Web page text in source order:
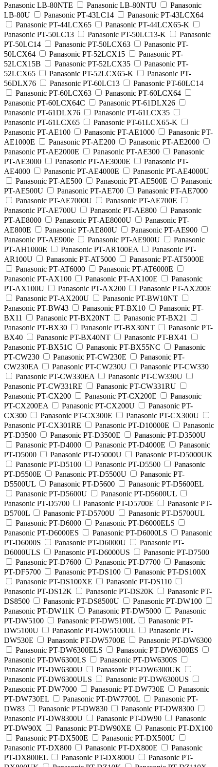
Panasonic LB-80NTE
Panasonic LB-80NTU
Panasonic
LB-80U
Panasonic PT-43LC14
Panasonic PT-43LCX64
Panasonic PT-44LCX65
Panasonic PT-44LCX65-K
Panasonic PT-50LC13
Panasonic PT-50LC13-K
Panasonic
PT-50LC14
Panasonic PT-50LCX63
Panasonic PT-
50LCX64
Panasonic PT-52LCX15
Panasonic PT-
52LCX15B
Panasonic PT-52LCX35
Panasonic PT-
52LCX65
Panasonic PT-52LCX65-K
Panasonic PT-
56DLX76
Panasonic PT-60LC13
Panasonic PT-60LC14
Panasonic PT-60LCX63
Panasonic PT-60LCX64
Panasonic PT-60LCX64C
Panasonic PT-61DLX26
Panasonic PT-61DLX76
Panasonic PT-61LCX35
Panasonic PT-61LCX65
Panasonic PT-61LCX65-K
Panasonic PT-AE100
Panasonic PT-AE1000
Panasonic PT-
AE1000E
Panasonic PT-AE200
Panasonic PT-AE2000
Panasonic PT-AE2000E
Panasonic PT-AE300
Panasonic
PT-AE3000
Panasonic PT-AE3000E
Panasonic PT-
AE4000
Panasonic PT-AE4000E
Panasonic PT-AE4000U
Panasonic PT-AE500
Panasonic PT-AE500E
Panasonic
PT-AE500U
Panasonic PT-AE700
Panasonic PT-AE7000
Panasonic PT-AE7000U
Panasonic PT-AE700E
Panasonic PT-AE700U
Panasonic PT-AE800
Panasonic
PT-AE8000
Panasonic PT-AE8000U
Panasonic PT-
AE800E
Panasonic PT-AE800U
Panasonic PT-AE900
Panasonic PT-AE900e
Panasonic PT-AE900U
Panasonic
PT-AH1000E
Panasonic PT-AR100EA
Panasonic PT-
AR100U
Panasonic PT-AT5000
Panasonic PT-AT5000E
Panasonic PT-AT6000
Panasonic PT-AT6000E
Panasonic PT-AX100
Panasonic PT-AX100E
Panasonic
PT-AX100U
Panasonic PT-AX200
Panasonic PT-AX200E
Panasonic PT-AX200U
Panasonic PT-BW10NT
Panasonic PT-BW43
Panasonic PT-BX10
Panasonic PT-
BX11
Panasonic PT-BX20NT
Panasonic PT-BX21
Panasonic PT-BX30
Panasonic PT-BX30NT
Panasonic PT-
BX40
Panasonic PT-BX40NT
Panasonic PT-BX41
Panasonic PT-BX51C
Panasonic PT-BX55NC
Panasonic
PT-CW230
Panasonic PT-CW230E
Panasonic PT-
CW230EA
Panasonic PT-CW230U
Panasonic PT-CW330
Panasonic PT-CW330EA
Panasonic PT-CW330U
Panasonic PT-CW331RE
Panasonic PT-CW331RU
Panasonic PT-CX200
Panasonic PT-CX200E
Panasonic
PT-CX200EA
Panasonic PT-CX200U
Panasonic PT-
CX300
Panasonic PT-CX300E
Panasonic PT-CX300U
Panasonic PT-CX301RE
Panasonic PT-D10000E
Panasonic
PT-D3500
Panasonic PT-D3500E
Panasonic PT-D3500U
Panasonic PT-D4000
Panasonic PT-D4000E
Panasonic
PT-D5000
Panasonic PT-D5000U
Panasonic PT-D5000UK
Panasonic PT-D5100
Panasonic PT-D5500
Panasonic
PT-D5500E
Panasonic PT-D5500U
Panasonic PT-
D5500UL
Panasonic PT-D5600
Panasonic PT-D5600EL
Panasonic PT-D5600U
Panasonic PT-D5600UL
Panasonic PT-D5700
Panasonic PT-D5700E
Panasonic PT-
D5700L
Panasonic PT-D5700U
Panasonic PT-D5700UL
Panasonic PT-D6000
Panasonic PT-D6000ELS
Panasonic PT-D6000ES
Panasonic PT-D6000LS
Panasonic
PT-D6000S
Panasonic PT-D6000U
Panasonic PT-
D6000ULS
Panasonic PT-D6000US
Panasonic PT-D7500
Panasonic PT-D7600
Panasonic PT-D7700
Panasonic
PT-DF5700
Panasonic PT-DS100
Panasonic PT-DS100X
Panasonic PT-DS100XE
Panasonic PT-DS110
Panasonic PT-DS12K
Panasonic PT-DS20K
Panasonic PT-
DS8500
Panasonic PT-DS8500U
Panasonic PT-DW100
Panasonic PT-DW11K
Panasonic PT-DW5000
Panasonic
PT-DW5100
Panasonic PT-DW5100L
Panasonic PT-
DW5100U
Panasonic PT-DW5100UL
Panasonic PT-
DW530E
Panasonic PT-DW5700E
Panasonic PT-DW6300
Panasonic PT-DW6300ELS
Panasonic PT-DW6300ES
Panasonic PT-DW6300LS
Panasonic PT-DW6300S
Panasonic PT-DW6300U
Panasonic PT-DW6300UK
Panasonic PT-DW6300ULS
Panasonic PT-DW6300US
Panasonic PT-DW7000
Panasonic PT-DW730E
Panasonic
PT-DW730EL
Panasonic PT-DW7700L
Panasonic PT-
DW83
Panasonic PT-DW830
Panasonic PT-DW8300
Panasonic PT-DW8300U
Panasonic PT-DW90
Panasonic
PT-DW90X
Panasonic PT-DW90XE
Panasonic PT-DX100
Panasonic PT-DX500E
Panasonic PT-DX500U
Panasonic PT-DX800
Panasonic PT-DX800E
Panasonic
PT-DX800EL
Panasonic PT-DX800U
Panasonic PT-